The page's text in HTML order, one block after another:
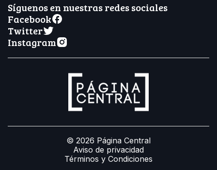
Síguenos en nuestras redes sociales
Facebook
Twitter
Instagram
© 2026 Página Central
Aviso de privacidad
Términos y Condiciones